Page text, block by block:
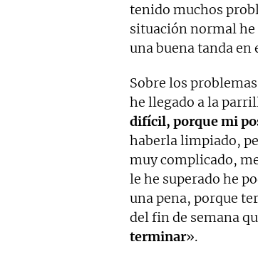
tenido muchos
situación normal
una buena tanda
Sobre los
he llegado a la
difícil, porque mi
haberla limpiado,
muy complicado,
le he superado he
una pena, porque
del fin de semana
terminar».